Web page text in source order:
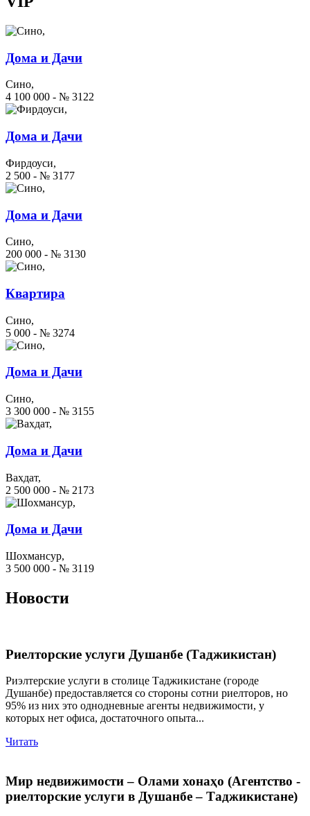
Дома и Дачи
Сино,
4 100 000 - № 3122
Дома и Дачи
Фирдоуси,
2 500 - № 3177
Дома и Дачи
Сино,
200 000 - № 3130
Квартира
Сино,
5 000 - № 3274
Дома и Дачи
Сино,
3 300 000 - № 3155
Дома и Дачи
Вахдат,
2 500 000 - № 2173
Дома и Дачи
Шохмансур,
3 500 000 - № 3119
Новости
Риелторские услуги Душанбе (Таджикистан)
Риэлтерские услуги в столице Таджикистане (городе
Душанбе) предоставляется со стороны сотни риелторов, но
95% из них это однодневные агенты недвижимости, у
которых нет офиса, достаточного опыта...
Читать
Мир недвижимости – Олами хонаҳо (Агентство -
риелторские услуги в Душанбе – Таджикистане)